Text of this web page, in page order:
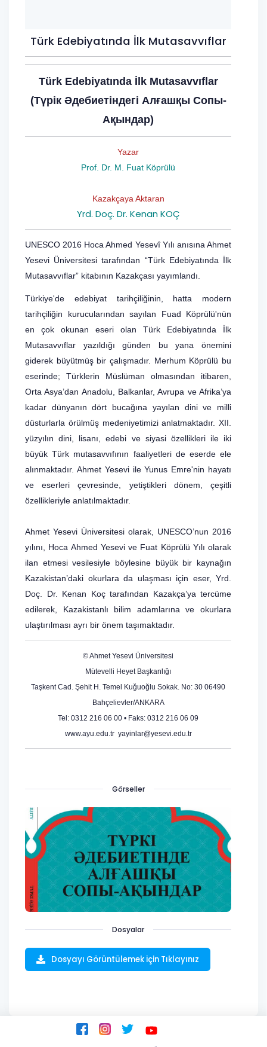
Türk Edebiyatında İlk Mutasavvıflar
Türk Edebiyatında İlk Mutasavvıflar
(Түрік Әдебиетіндегі Алғашқы Сопы-
Ақындар)
Yazar
Prof. Dr. M. Fuat Köprülü
Kazakçaya Aktaran
Yrd. Doç. Dr. Kenan KOÇ
UNESCO 2016 Hoca Ahmed Yesevî Yılı anısına Ahmet
Yesevi Üniversitesi tarafından “Türk Edebiyatında İlk
Mutasavvıflar” kitabının Kazakçası yayımlandı.
Türkiye'de edebiyat tarihçiliğinin, hatta modern
tarihçiliğin kurucularından sayılan Fuad Köprülü'nün
en çok okunan eseri olan Türk Edebiyatında İlk
Mutasavvıflar yazıldığı günden bu yana önemini
giderek büyütmüş bir çalışmadır. Merhum Köprülü bu
eserinde; Türklerin Müslüman olmasından itibaren,
Orta Asya’dan Anadolu, Balkanlar, Avrupa ve Afrika’ya
kadar dünyanın dört bucağına yayılan dini ve milli
düsturlarla örülmüş medeniyetimizi anlatmaktadır. XII.
yüzyılın dini, lisanı, edebi ve siyasi özellikleri ile iki
büyük Türk mutasavvıfının faaliyetleri de eserde ele
alınmaktadır. Ahmet Yesevi ile Yunus Emre'nin hayatı
ve eserleri çevresinde, yetiştikleri dönem, çeşitli
özellikleriyle anlatılmaktadır.
Ahmet Yesevi Üniversitesi olarak, UNESCO’nun 2016
yılını, Hoca Ahmed Yesevi ve Fuat Köprülü Yılı olarak
ilan etmesi vesilesiyle böylesine büyük bir kaynağın
Kazakistan’daki okurlara da ulaşması için eser, Yrd.
Doç. Dr. Kenan Koç tarafından Kazakça’ya tercüme
edilerek, Kazakistanlı bilim adamlarına ve okurlara
ulaştırılması ayrı bir önem taşımaktadır.
© Ahmet Yesevi Üniversitesi
Mütevelli Heyet Başkanlığı
Taşkent Cad. Şehit H. Temel Kuğuoğlu Sokak. No: 30 06490
Bahçelievler/ANKARA
Tel: 0312 216 06 00 • Faks: 0312 216 06 09
www.ayu.edu.tr yayinlar@yesevi.edu.tr
Görseller
Dosyalar
Dosyayı Görüntülemek İçin Tıklayınız